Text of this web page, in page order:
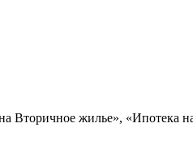
Вторичное жилье», «Ипотека